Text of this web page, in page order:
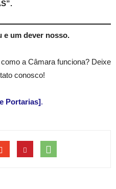
e um dever nosso.
a Câmara funciona? Deixe
conosco!
Portarias].